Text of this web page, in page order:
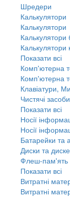
Шредери
Калькулятори
Калькулятори
Калькулятори
Калькулятори
Показати всі
Комп'ютерна
Комп'ютерна
Клавіатури,
Чистячі
Показати всі
Носії
Носії
Батарейки та
Диски та
Флеш-пам'ять
Показати всі
Витратні
Витратні